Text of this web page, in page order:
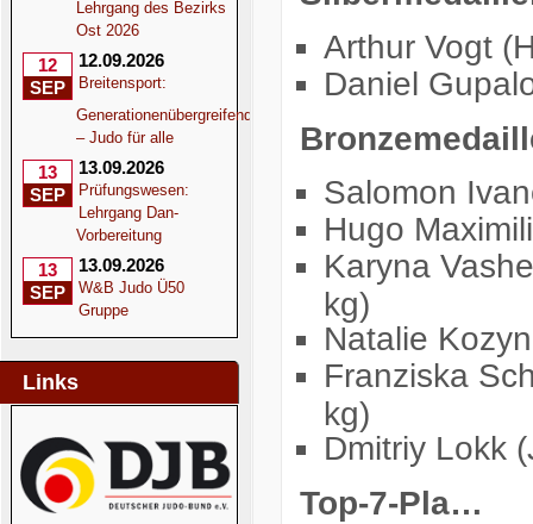
Lehrgang des Bezirks
Ost 2026
12
SEP
12.09.2026
Breitensport:
Generationenübergreifend
– Judo für alle
13
SEP
13.09.2026
Prüfungswesen:
Lehrgang Dan-
Vorbereitung
13
SEP
13.09.2026
W&B Judo Ü50
Gruppe
Links
Arthur Vogt
Daniel
Salomon
Hugo
Karyna
kg)
Natalie
Franziska
kg)
Dmitriy Lokk
Top-7-Pla…